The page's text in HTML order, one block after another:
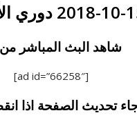
شاهد البث المباشر من
[ad id=”66258″]
تحديث الصفحة اذا